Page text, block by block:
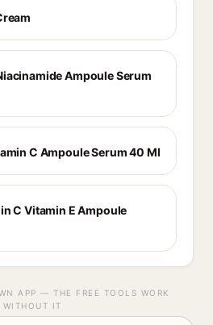
Ampoule Serum
C Ampoule Serum 40 Ml
C Vitamin E Ampoule
APP — THE FREE TOOLS WORK
WITHOUT IT